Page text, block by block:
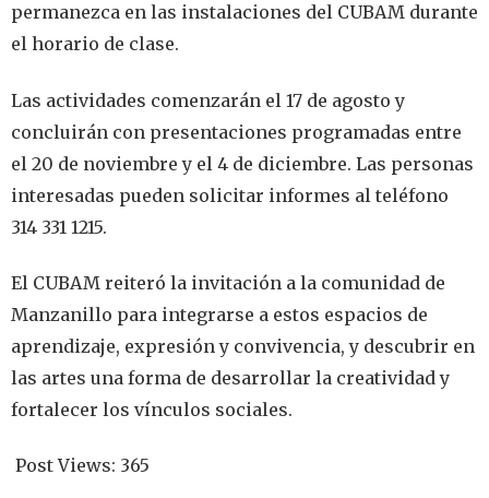
permanezca en las instalaciones del CUBAM durante
el horario de clase.
Las actividades comenzarán el 17 de agosto y
concluirán con presentaciones programadas entre
el 20 de noviembre y el 4 de diciembre. Las personas
interesadas pueden solicitar informes al teléfono
314 331 1215.
El CUBAM reiteró la invitación a la comunidad de
Manzanillo para integrarse a estos espacios de
aprendizaje, expresión y convivencia, y descubrir en
las artes una forma de desarrollar la creatividad y
fortalecer los vínculos sociales.
Post Views: 365